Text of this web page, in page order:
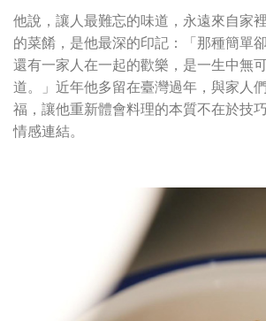
他說，讓人最難忘的味道，永遠來自家
的菜餚，是他最深的印記：「那種簡單
還有一家人在一起的歡樂，是一生中無
道。」近年他多留在臺灣過年，與家人
福，讓他重新體會料理的本質不在於技
情感連結。